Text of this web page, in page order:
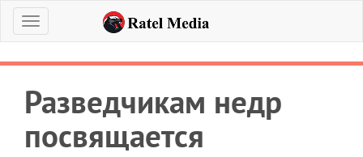
Меню
Разведчикам недр
посвящается